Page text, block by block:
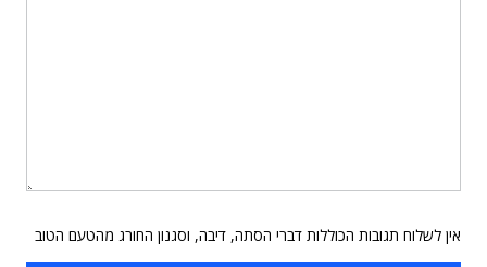
אין לשלוח תגובות הכוללות דברי הסתה, דיבה, וסגנון החורג מהטעם הטוב